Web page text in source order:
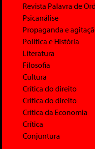
Revista Palavra de
Psicanálise
Propaganda e
Política e História
Literatura
Filosofia
Cultura
Crítica do direito
Crítica do direito
Crítica da Economia
Crítica
Conjuntura